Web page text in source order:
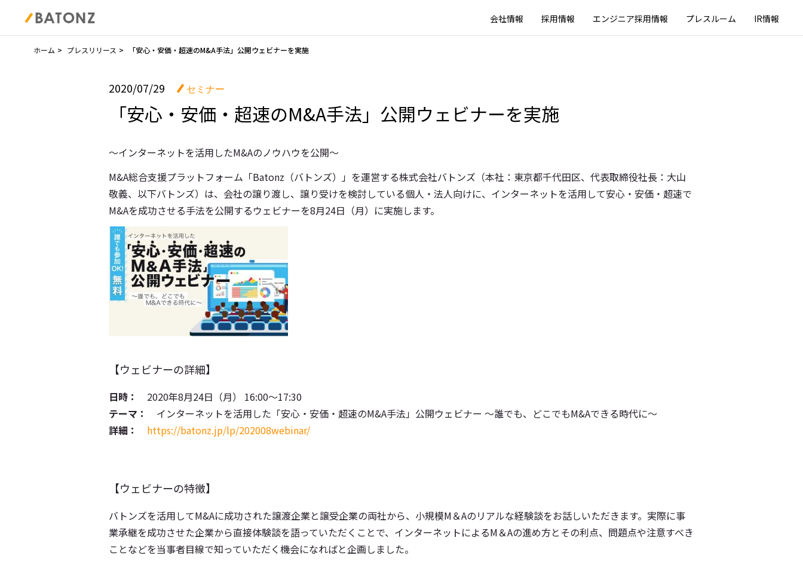
会社情報 採用情報 エンジニア採用情報 プレスルーム IR情報
ホーム プレスリリース 「安心・安価・超速のM&A手法」公開ウェビナーを実施
2020/07/29 セミナー
「安心・安価・超速のM&A手法」公開ウェビナーを実施
～インターネットを活用したM&Aのノウハウを公開～
M&A総合支援プラットフォーム「Batonz（バトンズ）」を運営する株式会社バトンズ（本社：東京都千代田区、代表取締役社長：大山
敬義、以下バトンズ）は、会社の譲り渡し、譲り受けを検討している個人・法人向けに、インターネットを活用して安心・安価・超速で
M&Aを成功させる手法を公開するウェビナーを8月24日（月）に実施します。
【ウェビナーの詳細】
日時：
2020年8月24日（月） 16:00〜17:30
テーマ：
インターネットを活用した「安心・安価・超速のM&A手法」公開ウェビナー ～誰でも、どこでもM&Aできる時代に～
詳細：
https://batonz.jp/lp/202008webinar/
【ウェビナーの特徴】
バトンズを活用してM&Aに成功された譲渡企業と譲受企業の両社から、小規模M＆Aのリアルな経験談をお話しいただきます。実際に事
業承継を成功させた企業から直接体験談を語っていただくことで、インターネットによるM＆Aの進め方とその利点、問題点や注意すべき
ことなどを当事者目線で知っていただく機会になればと企画しました。